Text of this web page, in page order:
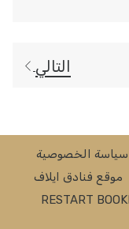
التالي
سياسة الخصوصية
موقع فنادق ايلاف
RESTART